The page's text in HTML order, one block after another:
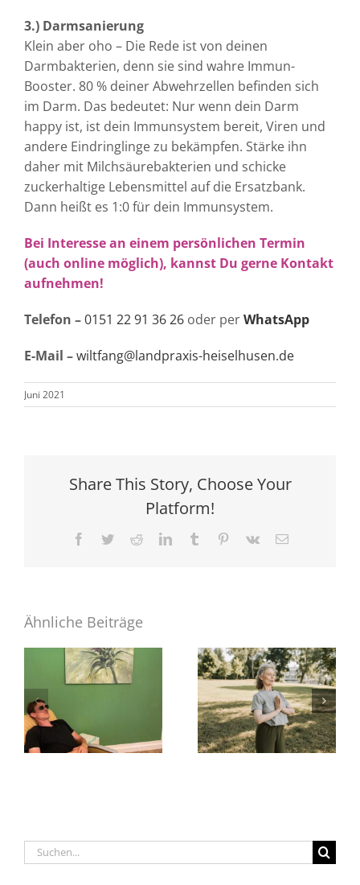
3.) Darmsanierung
Klein aber oho – Die Rede ist von deinen
Darmbakterien, denn sie sind wahre Immun-
Booster. 80 % deiner Abwehrzellen befinden sich
im Darm. Das bedeutet: Nur wenn dein Darm
happy ist, ist dein Immunsystem bereit, Viren und
andere Eindringlinge zu bekämpfen. Stärke ihn
daher mit Milchsäurebakterien und schicke
zuckerhaltige Lebensmittel auf die Ersatzbank.
Dann heißt es 1:0 für dein Immunsystem.
Bei Interesse an einem persönlichen Termin
(auch online möglich), kannst Du gerne Kontakt
aufnehmen!
Telefon –0151 22 91 36 26 oder perWhatsApp
E-Mail –wiltfang@landpraxis-heiselhusen.de
Juni 2021
Share This Story, Choose Your
Platform!
Facebook
TwitterRedditLinkedInTumblr Pinterest
Vk
E-
Ähnliche Beiträge
die Verdauung
Espresso
Strategie
Suche
nach: